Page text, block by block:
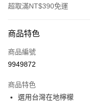
超取滿NT$390免運
POYA支付
信用卡一次付款
LINE Pay
商品特色
商品編號
9949872
商品特色
選用台灣在地檸檬